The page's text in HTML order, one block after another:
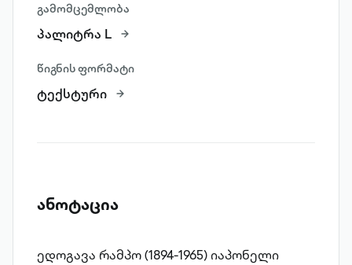
გამომცემლობა
პალიტრა L
წიგნის ფორმატი
ტექსტური
ანოტაცია
ედოგავა რამპო (1894-1965) იაპონელი